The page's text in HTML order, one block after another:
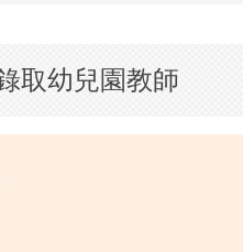
取幼兒園教師